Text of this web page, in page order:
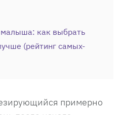
как выбрать
(рейтинг самых-
примерно